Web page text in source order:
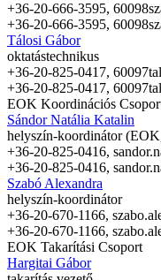
+36-20-666-3595, 60098
+36-20-666-3595, 60098
Tálosi Gábor
oktatástechnikus
+36-20-825-0417, 60097
+36-20-825-0417, 60097
EOK Koordinációs
Sándor Natália Katalin
helyszín-koordinátor
+36-20-825-0416,
+36-20-825-0416,
Szabó Alexandra
helyszín-koordinátor
+36-20-670-1166,
+36-20-670-1166,
EOK Takarítási Csoport
Hargitai Gábor